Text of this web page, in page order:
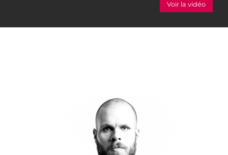
Voir la vidéo